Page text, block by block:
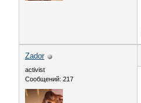
Zador
activist
Сообщений: 217